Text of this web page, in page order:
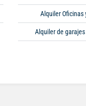
Alquiler Oficinas
Alquiler de